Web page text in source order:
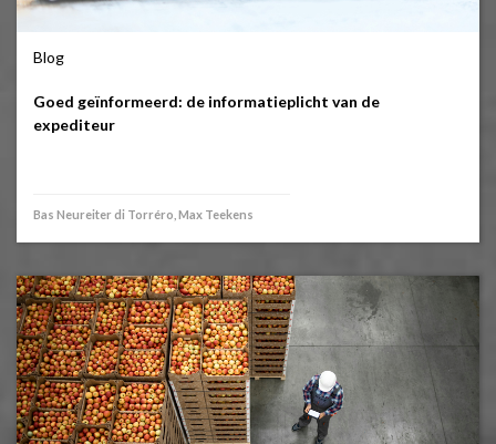
Blog
Goed geïnformeerd: de informatieplicht van de
expediteur
Bas Neureiter di Torréro, Max Teekens